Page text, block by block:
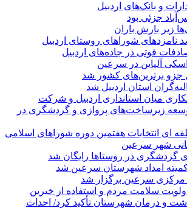
و بانک‌های اردبیل
جزئی بود
زیر بارش باران
آلپاین در سرعین
جزو برترین‌های کشور شد
استان اردبیل شد
میان استانداری اردبیل و شرکت
زیرساخت‌های پروازی و گردشگری در
ای انتخابات هفتمین دوره شوراهای اسلامی
شهر سرعین
گردشگری در روستاها رایگان شد
امداد شهرستان سرعین شد
مرکزی سرعین برگزار شد
سلامت مردم و استفاده از خیرین
و درمان شهرستان تأکید کرد/ احداث